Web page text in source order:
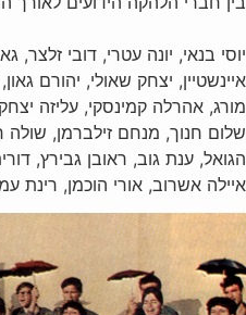
יוסי בנאי, יונה עטרי, דובי
איינשטיין, יצחק שאולי, יהורם
מורג, אהרלה קמינסקי, עליזה
שלום חנוך, מנחם זילברמן, שולה
הגואל, ענת גוב, ראובן גבירץ,
איילה אשרוב, אורי הוכמן, רינת